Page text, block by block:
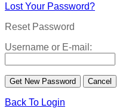
Lost Your Password?
Reset Password
Username or E-mail:
Back To Login